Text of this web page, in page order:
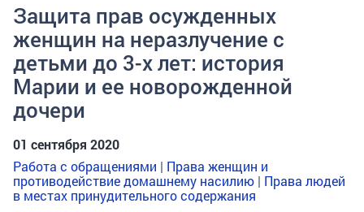
Защита прав осужденных
женщин на неразлучение с
детьми до 3-х лет: история
Марии и ее новорожденной
дочери
01 сентября 2020
Работа с обращениями | Права женщин и
противодействие домашнему насилию | Права людей
в местах принудительного содержания